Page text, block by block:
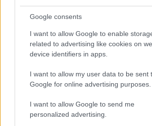
Google consents
I want to allow Google to enable
related to advertising like cookies on
device identifiers in apps.
I want to allow my user data to be sent
Google for online advertising purposes.
I want to allow Google to send me
personalized advertising.
Mostre di moda 2026: Franco
Cristian Castiglioni · 7 Ago 2026